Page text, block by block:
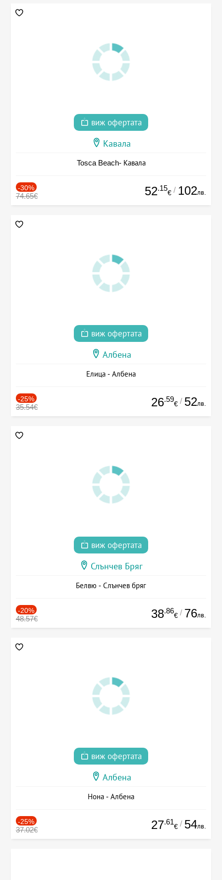
виж офертата
Кавала
Tosca Beach- Кавала
-30%
74.65€ 52.15
€ / 102лв.
виж офертата
Албена
Елица - Албена
-25%
35.54€ 26.59
€ / 52лв.
виж офертата
Слънчев Бряг
Белвю - Слънчев бряг
-20%
48.57€ 38.86
€ / 76лв.
виж офертата
Албена
Нона - Албена
-25%
37.02€ 27.61
€ / 54лв.